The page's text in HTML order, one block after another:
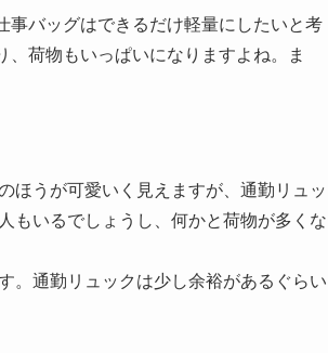
事バッグはできるだけ軽量にしたいと考
荷物もいっぱいになりますよね。ま
ほうが可愛いく見えますが、通勤リュッ
もいるでしょうし、何かと荷物が多くな
。通勤リュックは少し余裕があるぐらい